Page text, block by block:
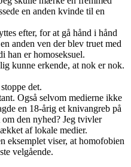
en anden kvinde til en
efter, for at gå hånd i hånd
anden ven der blev truet med
han er homoseksuel.
kunne erkende, at nok er nok.
det.
Også selvom medierne ikke
en 18-årig et knivangreb på
den nyhed? Jeg tvivler
af lokale medier.
eksemplet viser, at homofobien
velgående.